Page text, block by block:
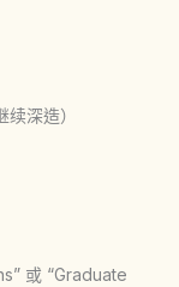
深造）
或 “Graduate